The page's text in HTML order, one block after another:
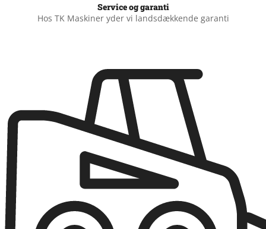
Service og garanti
Hos TK Maskiner yder vi landsdækkende garanti